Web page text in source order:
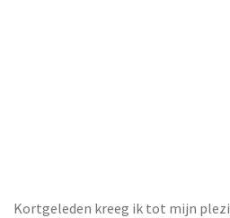
Kortgeleden kreeg ik tot mijn